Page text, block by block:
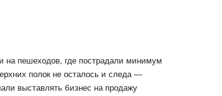
на пешеходов, где пострадали минимум
полок не осталось и следа —
выставлять бизнес на продажу